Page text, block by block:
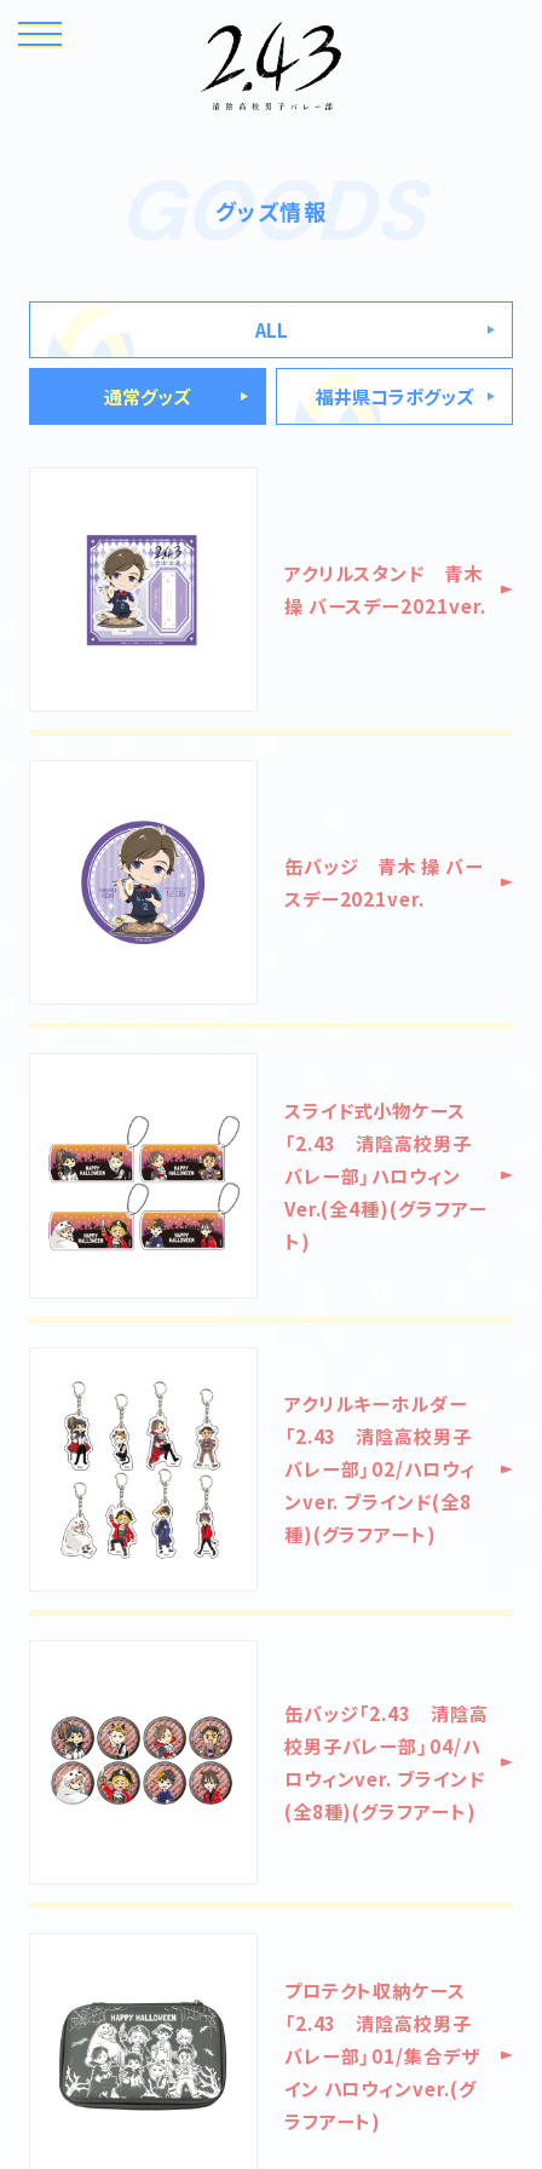
TOP
NEWS
STAFF&CAST
MOVIE
MUSIC
FUKUI MAP
@243anime
GOODS
グッズ情報
ALL
通常グッズ 福井県コラボグッズ
アクリルスタンド 青木
操 バースデー2021ver.
缶バッジ 青木 操 バー
スデー2021ver.
スライド式小物ケース
「2.43 清陰高校男子
バレー部」ハロウィン
Ver.(全4種)(グラフアー
ト)
アクリルキーホルダー
「2.43 清陰高校男子
バレー部」02/ハロウィ
ンver. ブラインド(全8
種)(グラフアート)
缶バッジ「2.43 清陰高
校男子バレー部」04/ハ
ロウィンver. ブラインド
(全8種)(グラフアート)
プロテクト収納ケース
「2.43 清陰高校男子
バレー部」01/集合デザ
イン ハロウィンver.(グ
ラフアート)